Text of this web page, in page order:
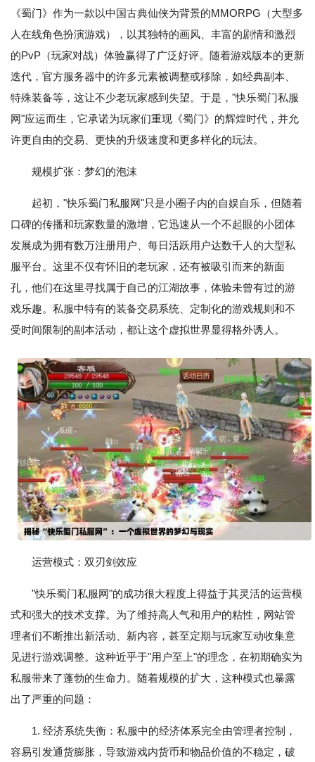
《蜀门》作为一款以中国古典仙侠为背景的MMORPG（大型多
人在线角色扮演游戏），以其独特的画风、丰富的剧情和激烈
的PvP（玩家对战）体验赢得了广泛好评。随着游戏版本的更新
迭代，官方服务器中的许多元素被调整或移除，如经典副本、
特殊装备等，这让不少老玩家感到失望。于是，"快乐蜀门私服
网"应运而生，它承诺为玩家们重现《蜀门》的辉煌时代，并允
许更自由的交易、更快的升级速度和更多样化的玩法。
规模扩张：梦幻的泡沫
起初，"快乐蜀门私服网"只是小圈子内的自娱自乐，但随着
口碑的传播和玩家数量的激增，它迅速从一个不起眼的小团体
发展成为拥有数万注册用户、每日活跃用户达数千人的大型私
服平台。这里不仅有怀旧的老玩家，还有被吸引而来的新面
孔，他们在这里寻找属于自己的江湖故事，体验未曾有过的游
戏乐趣。私服中特有的装备交易系统、定制化的游戏规则和不
受时间限制的副本活动，都让这个虚拟世界显得格外诱人。
运营模式：双刃剑效应
"快乐蜀门私服网"的成功很大程度上得益于其灵活的运营模
式和强大的技术支撑。为了维持高人气和用户的粘性，网站管
理者们不断推出新活动、新内容，甚至定期与玩家互动收集意
见进行游戏调整。这种近乎于"用户至上"的理念，在初期确实为
私服带来了蓬勃的生命力。随着规模的扩大，这种模式也暴露
出了严重的问题：
1. 经济系统失衡：私服中的经济体系完全由管理者控制，
容易引发通货膨胀，导致游戏内货币和物品价值的不稳定，破